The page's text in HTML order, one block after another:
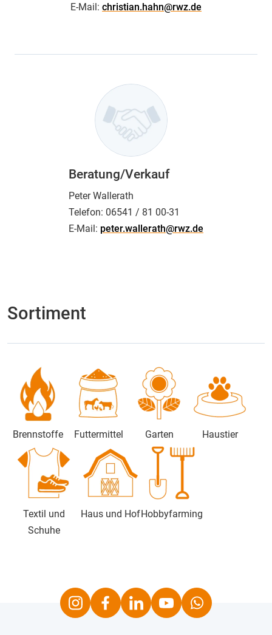
E-Mail: christian.hahn@rwz.de
Beratung/Verkauf
Peter Wallerath
Telefon: 06541 / 81 00-31
E-Mail: peter.wallerath@rwz.de
Sortiment
Brennstoffe Futtermittel Garten Haustier
Textil und
Schuhe
Haus und HofHobbyfarming
Instagram
Facebook
LinkedInYoutubeWhatsapp